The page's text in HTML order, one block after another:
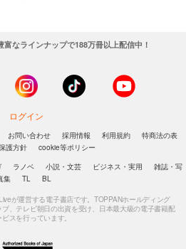
なラインナップで188万冊以上配信中！
ログイン
お問い合わせ 採用情報 利用規約
特商法の表
護方針
cookie等ポリシー
ラノベ 小説・文芸 ビジネス・実用
雑誌・写
集
TL BL
が運営する電子書店です。TOPPANホールディング
、テレビ朝日の出資を受け、日本最大級の電子書籍配
スを行っています。